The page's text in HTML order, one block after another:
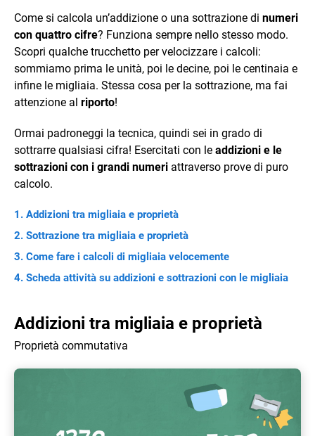
Come si calcola un’addizione o una sottrazione di numeri
con quattro cifre? Funziona sempre nello stesso modo.
Scopri qualche trucchetto per velocizzare i calcoli:
sommiamo prima le unità, poi le decine, poi le centinaia e
infine le migliaia. Stessa cosa per la sottrazione, ma fai
attenzione al riporto!
Ormai padroneggi la tecnica, quindi sei in grado di
sottrarre qualsiasi cifra! Esercitati con le addizioni e le
sottrazioni con i grandi numeri attraverso prove di puro
calcolo.
Addizioni tra migliaia e proprietà
Sottrazione tra migliaia e proprietà
Come fare i calcoli di migliaia velocemente
Scheda attività su addizioni e sottrazioni con le migliaia
Addizioni tra migliaia e proprietà
Proprietà commutativa